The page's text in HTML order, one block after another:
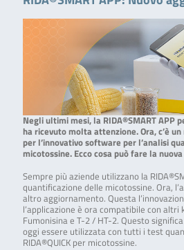
Negli ultimi mesi, la RIDA®SMART APP
ha ricevuto molta attenzione. Ora, c’è
per l’innovativo software per l’analisi
micotossine. Ecco cosa può fare la
Sempre più aziende utilizzano la
quantificazione delle micotossine. Ora,
altro aggiornamento. Questa
l’applicazione è ora compatibile con
Fumonisina e T-2 / HT-2. Questo
oggi essere utilizzata con tutti i test
RIDA®QUICK per micotossine.